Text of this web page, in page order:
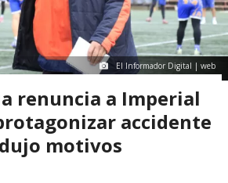
El Informador Digital | web
renuncia a Imperial
accidente
motivos